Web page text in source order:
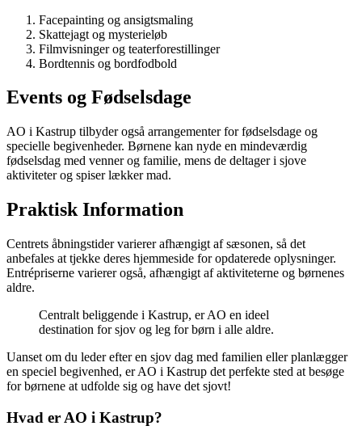
Facepainting og ansigtsmaling
Skattejagt og mysterieløb
Filmvisninger og teaterforestillinger
Bordtennis og bordfodbold
Events og Fødselsdage
AO i Kastrup tilbyder også arrangementer for fødselsdage og
specielle begivenheder. Børnene kan nyde en mindeværdig
fødselsdag med venner og familie, mens de deltager i sjove
aktiviteter og spiser lækker mad.
Praktisk Information
Centrets åbningstider varierer afhængigt af sæsonen, så det
anbefales at tjekke deres hjemmeside for opdaterede oplysninger.
Entrépriserne varierer også, afhængigt af aktiviteterne og børnenes
aldre.
Centralt beliggende i Kastrup, er AO en ideel
destination for sjov og leg for børn i alle aldre.
Uanset om du leder efter en sjov dag med familien eller planlægger
en speciel begivenhed, er AO i Kastrup det perfekte sted at besøge
for børnene at udfolde sig og have det sjovt!
Hvad er AO i Kastrup?